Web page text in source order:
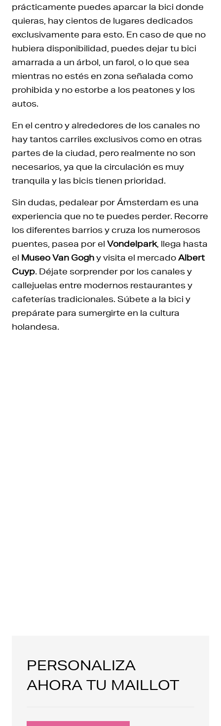
prácticamente puedes aparcar la bici donde
quieras, hay cientos de lugares dedicados
exclusivamente para esto. En caso de que no
hubiera disponibilidad, puedes dejar tu bici
amarrada a un árbol, un farol, o lo que sea
mientras no estés en zona señalada como
prohibida y no estorbe a los peatones y los
autos.
En el centro y alrededores de los canales no
hay tantos carriles exclusivos como en otras
partes de la ciudad, pero realmente no son
necesarios, ya que la circulación es muy
tranquila y las bicis tienen prioridad.
Sin dudas, pedalear por Ámsterdam es una
experiencia que no te puedes perder. Recorre
los diferentes barrios y cruza los numerosos
puentes, pasea por el Vondelpark, llega hasta
el Museo Van Goghy visita el mercadoAlbert
Cuyp. Déjate sorprender por los canales y
callejuelas entre modernos restaurantes y
cafeterías tradicionales. Súbete a la bici y
prepárate para sumergirte en la cultura
holandesa.
PERSONALIZA
AHORA TU MAILLOT